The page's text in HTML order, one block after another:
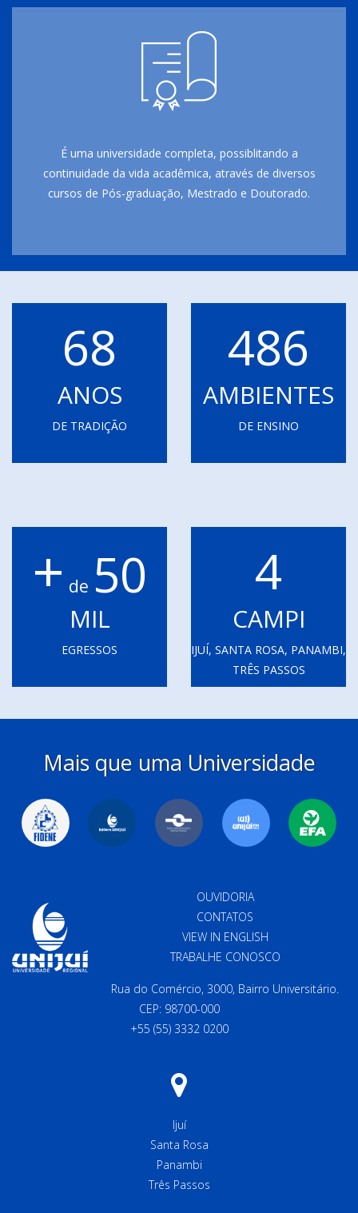
É uma universidade completa, possiblitando a
continuidade da vida acadêmica, através de diversos
cursos de Pós-graduação, Mestrado e Doutorado.
68
ANOS
DE TRADIÇÃO
486
AMBIENTES
DE ENSINO
+ de 50
MIL
EGRESSOS
4
CAMPI
IJUÍ, SANTA ROSA, PANAMBI,
TRÊS PASSOS
Mais que uma Universidade
OUVIDORIA
CONTATOS
VIEW IN ENGLISH
TRABALHE CONOSCO
Rua do Comércio, 3000, Bairro Universitário.
CEP: 98700-000
+55 (55) 3332 0200
Ijuí
Santa Rosa
Panambi
Três Passos